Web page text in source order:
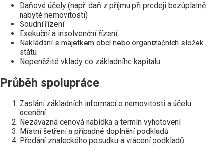
Daňové účely (např. daň z příjmu při prodeji bezúplatně
nabyté nemovitosti)
Soudní řízení
Exekuční a insolvenční řízení
Nakládání s majetkem obcí nebo organizačních složek
státu
Nepeněžité vklady do základního kapitálu
Průběh spolupráce
Zaslání základních informací o nemovitosti a účelu
ocenění
Nezávazná cenová nabídka a termín vyhotovení
Místní šetření a případné doplnění podkladů
Předání znaleckého posudku a vrácení podkladů